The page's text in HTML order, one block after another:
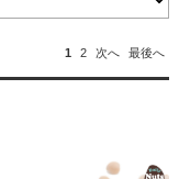
1 2 次へ 最後へ